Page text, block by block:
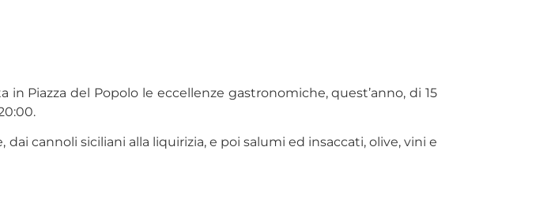
Piazza del Popolo le eccellenze gastronomiche, quest’anno, di 15
cannoli siciliani alla liquirizia, e poi salumi ed insaccati, olive, vini e